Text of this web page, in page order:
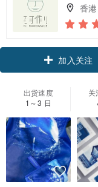
香港
加入关注
出货速度
1～3 日
关